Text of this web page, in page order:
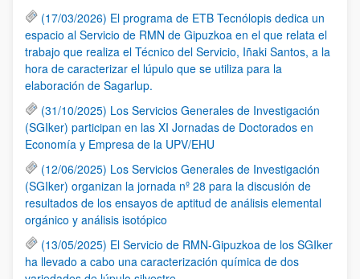
(17/03/2026) El programa de ETB Tecnólopis dedica un
espacio al Servicio de RMN de Gipuzkoa en el que relata el
trabajo que realiza el Técnico del Servicio, Iñaki Santos, a la
hora de caracterizar el lúpulo que se utiliza para la
elaboración de Sagarlup.
(31/10/2025) Los Servicios Generales de Investigación
(SGIker) participan en las XI Jornadas de Doctorados en
Economía y Empresa de la UPV/EHU
(12/06/2025) Los Servicios Generales de Investigación
(SGIker) organizan la jornada nº 28 para la discusión de
resultados de los ensayos de aptitud de análisis elemental
orgánico y análisis isotópico
(13/05/2025) El Servicio de RMN-Gipuzkoa de los SGIker
ha llevado a cabo una caracterización química de dos